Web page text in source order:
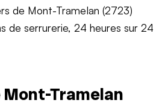
de Mont-Tramelan (2723)
de serrurerie, 24 heures sur 24
Tramelan